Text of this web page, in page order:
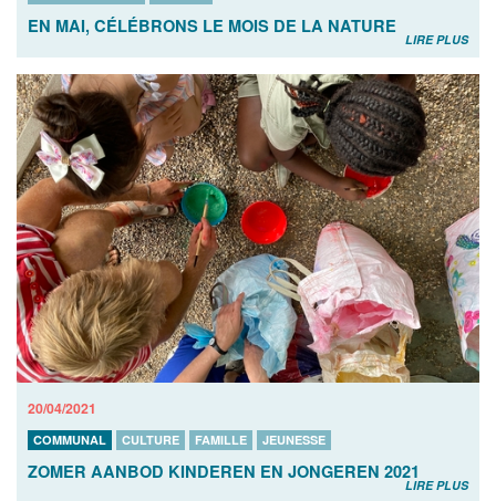
EN MAI, CÉLÉBRONS LE MOIS DE LA NATURE
LIRE PLUS
20/04/2021
COMMUNAL CULTURE FAMILLE JEUNESSE
ZOMER AANBOD KINDEREN EN JONGEREN 2021
LIRE PLUS